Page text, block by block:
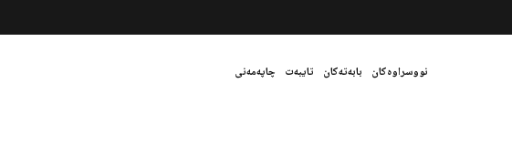
نووسراوەکان بابەتەکان تایبەت چاپەمەنی